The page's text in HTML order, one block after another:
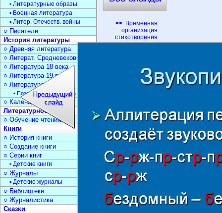
<< Временная
организация
стихотворения
▫ Литературные образы
▫ Военная литература
▫ Литер. Отечеств. войны
○ Писатели
История литературы
○ Древняя литература
○ Литерат. Средневековья
○ Литература 18 века
○ Литература 19 века
○ Литература 20 века
• Поэзия Серебрян. века
○ Календарь дат
Литературное чтение
○ Обучение чтению
Книги
○ История книги
○ Создание книги
○ Серии книг
▫ Детские книги
○ Журналы
▫ Детские журналы
○ Библиотеки
○ Журналистика
Сказки